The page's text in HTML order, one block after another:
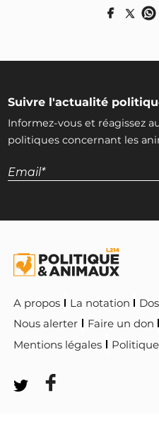
Suivre l'actualité
Informez-vous et réagissez
politiques concernant les
A propos La notation
Nous alerter
Faire un don
Mentions légales